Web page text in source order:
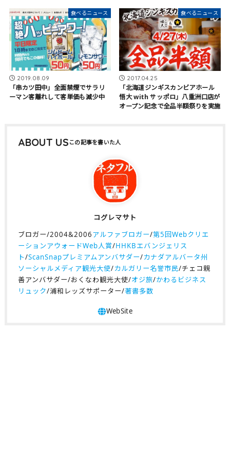
食べるニュース
2019.08.09
「串カツ田中」全面禁煙でサラリ
ーマン客離れして客単価も減少中
食べるニュース
2017.04.25
「北海道ジンギスカンビアホール
悟大 with サッポロ」八重洲口店が
オープン記念で全品半額祭りを実施
ABOUT US
コグレマサト
ブロガー/2004&2006アルファブロガー/第5回Webクリエ
ーションアウォードWeb人賞/HHKBエバンジェリス
ト/ScanSnapプレミアムアンバサダー/カナダアルバータ州
ソーシャルメディア観光大使/カルガリー名誉市民/チェコ親
善アンバサダー/おくなわ観光大使/オジ旅/かわるビジネス
リュック/浦和レッズサポーター/著書多数